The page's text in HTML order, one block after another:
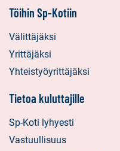
Töihin Sp-Kotiin
Välittäjäksi
Yrittäjäksi
Yhteistyöyrittäjäksi
Tietoa kuluttajille
Sp-Koti lyhyesti
Vastuullisuus